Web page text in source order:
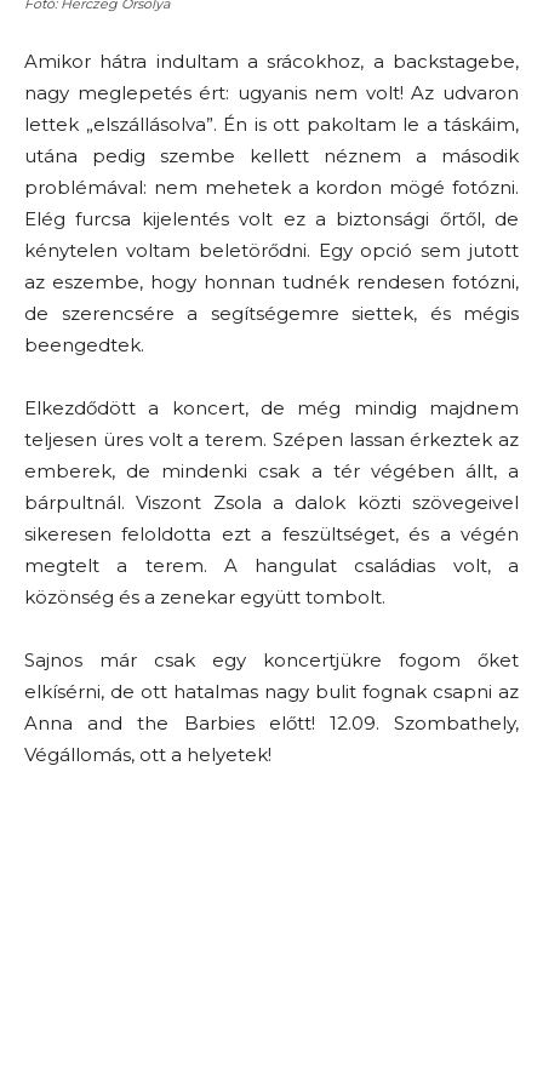
Fotó: Herczeg Orsolya
Amikor hátra indultam a srácokhoz, a backstagebe,
nagy meglepetés ért: ugyanis nem volt! Az udvaron
lettek „elszállásolva”. Én is ott pakoltam le a táskáim,
utána pedig szembe kellett néznem a második
problémával: nem mehetek a kordon mögé fotózni.
Elég furcsa kijelentés volt ez a biztonsági őrtől, de
kénytelen voltam beletörődni. Egy opció sem jutott
az eszembe, hogy honnan tudnék rendesen fotózni,
de szerencsére a segítségemre siettek, és mégis
beengedtek.
Elkezdődött a koncert, de még mindig majdnem
teljesen üres volt a terem. Szépen lassan érkeztek az
emberek, de mindenki csak a tér végében állt, a
bárpultnál. Viszont Zsola a dalok közti szövegeivel
sikeresen feloldotta ezt a feszültséget, és a végén
megtelt a terem. A hangulat családias volt, a
közönség és a zenekar együtt tombolt.
Sajnos már csak egy koncertjükre fogom őket
elkísérni, de ott hatalmas nagy bulit fognak csapni az
Anna and the Barbies előtt! 12.09. Szombathely,
Végállomás, ott a helyetek!